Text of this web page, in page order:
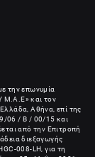
την επωνυμία
Μ.Α.Ε» και τον
Αθήνα, επί της
06 / B / 00/15 και
από την Επιτροπή
διεξαγωγής
008-LH, για τη